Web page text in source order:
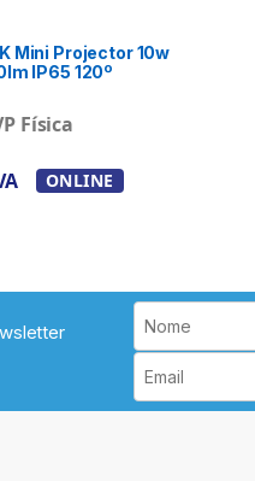
Mini Projector 10w
IP65 120º
Física
ONLINE